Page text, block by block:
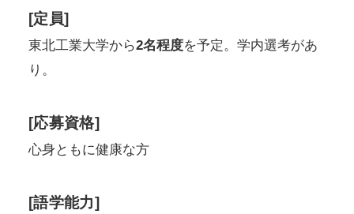
[定員]
東北工業大学から2名程度を予定。学内選考があ
り。
[応募資格]
心身ともに健康な方
[語学能力]